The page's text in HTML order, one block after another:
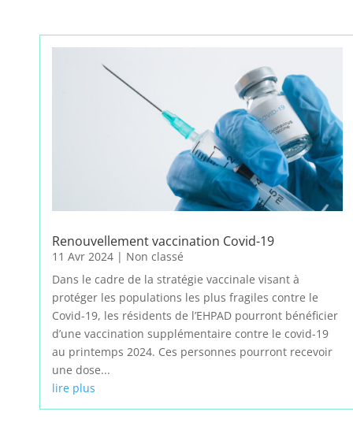
Renouvellement vaccination Covid-19
11 Avr 2024 | Non classé
Dans le cadre de la stratégie vaccinale visant à
protéger les populations les plus fragiles contre le
Covid-19, les résidents de l’EHPAD pourront bénéficier
d’une vaccination supplémentaire contre le covid-19
au printemps 2024. Ces personnes pourront recevoir
une dose...
lire plus